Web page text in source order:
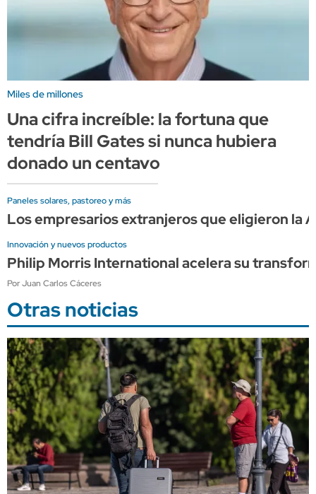
Miles de millones
Una cifra increíble: la fortuna que
tendría Bill Gates si nunca hubiera
donado un centavo
Paneles solares, pastoreo y más
Los empresarios extranjeros que eligieron la
Innovación y nuevos productos
Philip Morris International acelera su
Por Juan Carlos Cáceres
Otras noticias